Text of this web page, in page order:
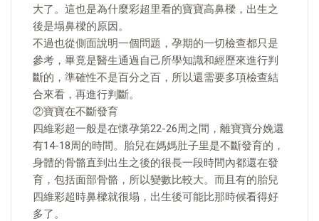
大了。這也是為什麼彩超里看的寶寶高鼻樑，出生之
後是塌鼻樑的原因。
不過也從側面說明一個問題，孕期的一切檢查都只是
參考，畢竟是醫生通過自己所學知識和經歷來進行判
斷的，準確性不是百分之百，所以還需要多項檢查結
合來看，再進行判斷。
②寶寶在不斷發育
四維彩超一般是在懷孕第22-26周之間，離寶寶分娩還
有14-18周的時間。胎兒在媽媽肚子里是不斷發育的，
身體的骨骼直到出生之後的很長一段時間內都還在發
育，包括面部骨骼，所以變數比較大。而且有的胎兒
四維彩超時鼻樑就很塌，出生後可能比那時候看得好
多了。